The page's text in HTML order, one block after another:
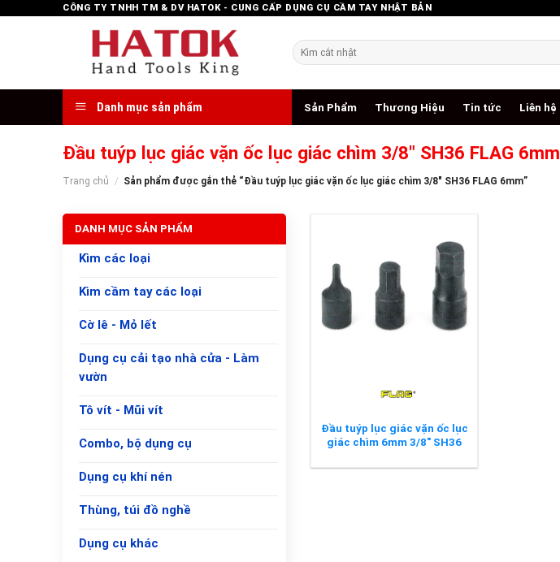
CÔNG TY TNHH TM & DV HATOK - CUNG CẤP DỤNG CỤ CẦM TAY NHẬT BẢN
Tìm
kiếm:
Danh mục sản phẩm Sản Phẩm Thương Hiệu Tin tức Liên hệ
Đầu tuýp lục giác vặn ốc lục giác chìm 3/8" SH36 FLAG 6mm
Trang chủ / Sản phẩm được gắn thẻ “Đầu tuýp lục giác vặn ốc lục giác chìm 3/8" SH36 FLAG 6mm”
DANH MỤC SẢN PHẨM
Kìm các loại
Kìm cầm tay các loại
Cờ lê - Mỏ lết
Dụng cụ cải tạo nhà cửa - Làm
vườn
Tô vít - Mũi vít
Combo, bộ dụng cụ
Dụng cụ khí nén
Thùng, túi đồ nghề
Dụng cụ khác
Đầu tuýp lục giác vặn ốc lục
giác chìm 6mm 3/8″ SH36